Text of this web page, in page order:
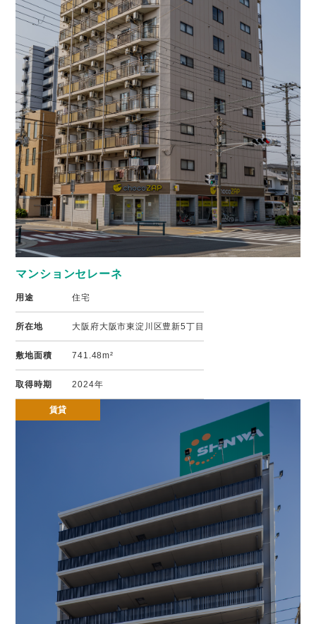
マンションセレーネ
用途 住宅
所在地 大阪府大阪市東淀川区豊新5丁目
敷地面積 741.48m²
取得時期 2024年
賃貸